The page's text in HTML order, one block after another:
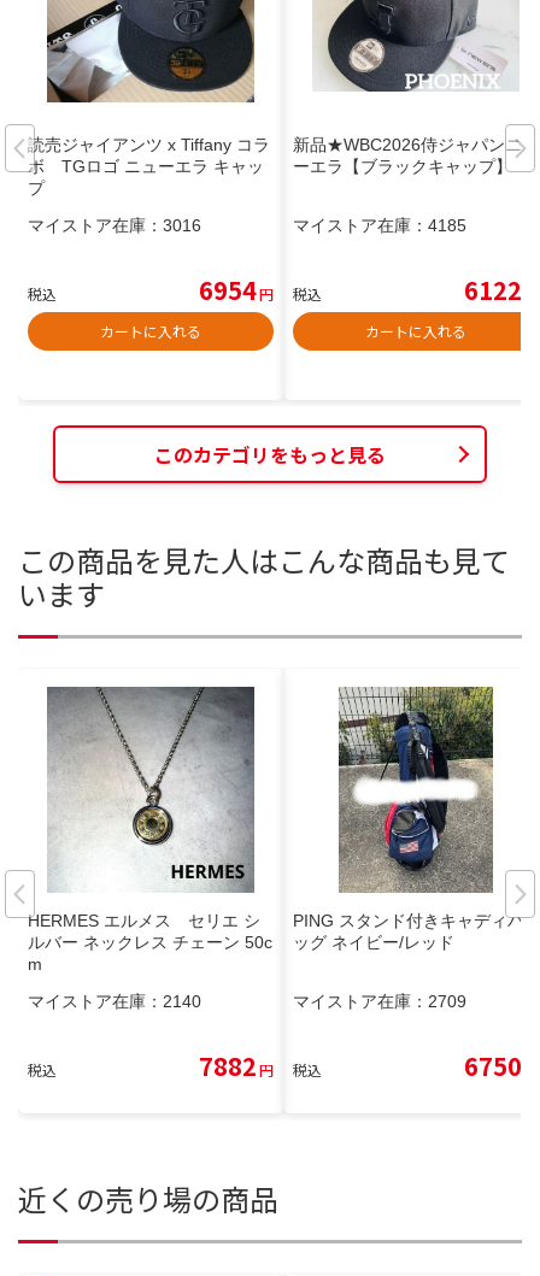
読売ジャイアンツ x Tiffany コラ
ボ TGロゴ ニューエラ キャッ
プ
マイストア在庫： 3016
税込 6954円
カートに入れる
新品★WBC2026侍ジャパンニュ
ーエラ【ブラックキャップ】
マイストア在庫： 4185
税込 6122
カートに入れる
このカテゴリをもっと見る
この商品を見た人はこんな商品も見て
います
HERMES エルメス セリエ シ
ルバー ネックレス チェーン 50c
m
マイストア在庫： 2140
税込 7882円
PING スタンド付きキャディバ
ッグ ネイビー/レッド
マイストア在庫： 2709
税込 6750
近くの売り場の商品